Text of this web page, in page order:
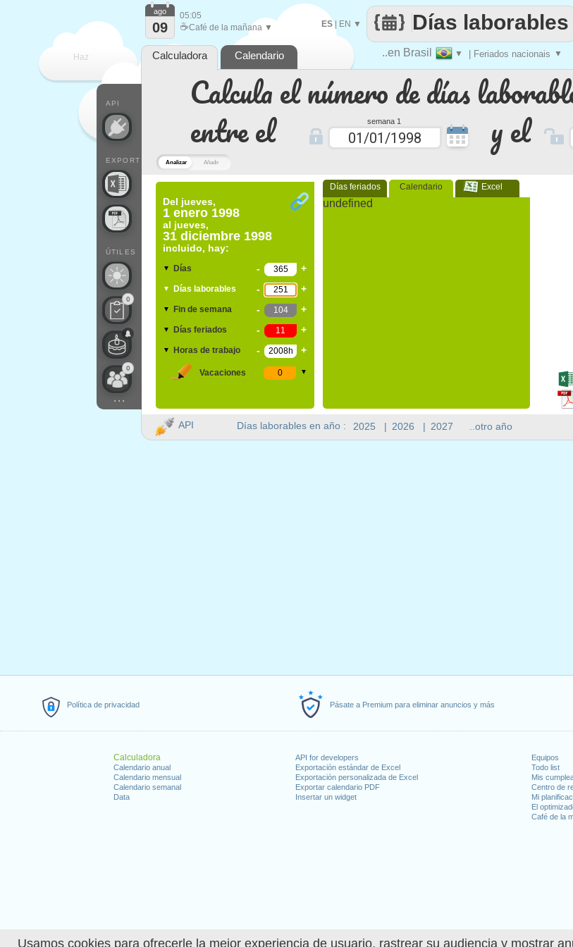
Usamos cookies para ofrecerle la mejor experiencia de usuario, rastrear su audiencia y mostrar
Política de privacidad Pásate a Premium para eliminar anuncios y más
Calculadora
Calendario anual
Calendario mensual
Calendario semanal
Data
API for developers
Exportación estándar de Excel
Exportación personalizada de Excel
Exportar calendario PDF
Insertar un widget
Equipos
Todo list
Mis
Centro de
Mi
El
Café de la
Analizar Añadir
Calcula el número de días
entre el
semana 1 y el
Del jueves,
1 enero 1998
al jueves,
31 diciembre 1998
incluido, hay:
▼ Días - +
▼ Días laborables - +
▼ Fin de semana - +
▼ Días feriados - +
▼ Horas de trabajo - +
Vacaciones ▼
Días feriados Calendario Excel
undefined
Haz ..en Brasil ▼ | Feriados nacionais ▼
Días laborables
ES| EN ▼
API
EXPORT
ÚTILES
0
0
...
ago
09
05:05
☕Café de la mañana ▼
Calculadora Calendario
Días laborables en año : 2025 | 2026 | 2027 ..otro año
API